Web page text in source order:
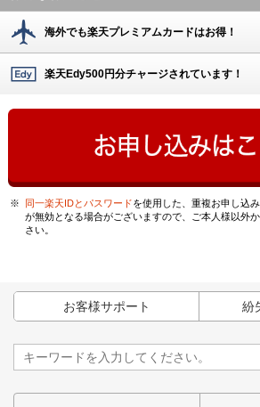
海外でも楽天プレミアムカードはお得！
楽天Edy500円分チャージされています！
※ 同一楽天IDとパスワードを使用した、重複お申し込
が無効となる場合がございますので、ご本人様以外
さい。
お客様サポート 紛